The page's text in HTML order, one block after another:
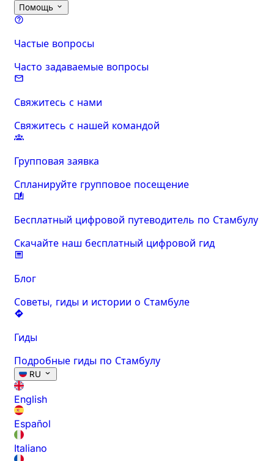
Помощь
Частые вопросы
Часто задаваемые вопросы
Свяжитесь с нами
Свяжитесь с нашей командой
Групповая заявка
Спланируйте групповое посещение
Бесплатный цифровой путеводитель по Стамбулу
Скачайте наш бесплатный цифровой гид
Блог
Советы, гиды и истории о Стамбуле
Гиды
Подробные гиды по Стамбулу
RU
English
Español
Italiano